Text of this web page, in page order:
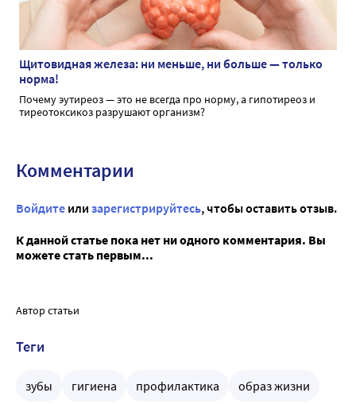
Щитовидная железа: ни меньше, ни больше — только
норма!
Почему эутиреоз — это не всегда про норму, а гипотиреоз и
тиреотоксикоз разрушают организм?
Комментарии
Войдите или зарегистрируйтесь, чтобы оставить отзыв.
К данной статье пока нет ни одного комментария. Вы
можете стать первым...
Автор статьи
Теги
зубы гигиена профилактика образ жизни